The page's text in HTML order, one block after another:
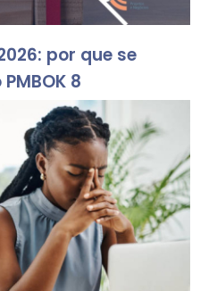
por que se
8